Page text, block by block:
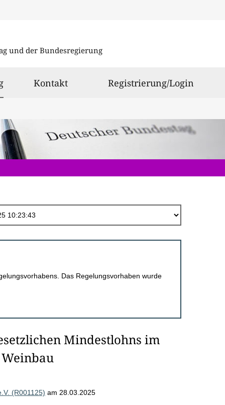
und der Bundesregierung
ausgewählt
Kontakt Registrierung/Login
Das Regelungsvorhaben wurde
Mindestlohns im
(R001125) am 28.03.2025